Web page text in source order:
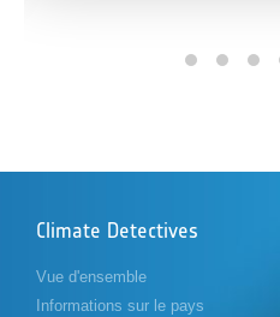
Climate Detectives
Vue d'ensemble
Informations sur le pays